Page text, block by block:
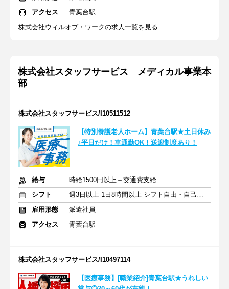
アクセス
青葉台駅
株式会社ウィルオブ・ワークの求人一覧を見る
株式会社スタッフサービス メディカル事業本
部
株式会社スタッフサービス/I10511512
【特別養護老人ホーム】青葉台駅★土日休み
♪平日だけ！車通勤OK！送迎制度あり！
給与
時給1500円以上＋交通費支給
シフト
週3日以上 1日8時間以上 シフト自由・自己申告
雇用形態
派遣社員
アクセス
青葉台駅
株式会社スタッフサービス/I10497114
【医療事務】[職業紹介]青葉台駅★うれしい